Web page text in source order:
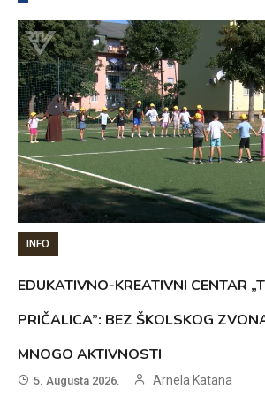
INFO
EDUKATIVNO-KREATIVNI CENTAR
PRIČALICA”: BEZ ŠKOLSKOG
MNOGO AKTIVNOSTI
5. Augusta 2026. Arnela Katana